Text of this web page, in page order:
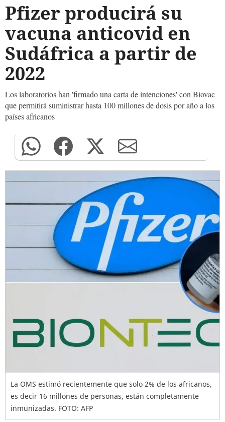
Pfizer producirá su
vacuna anticovid en
Sudáfrica a partir de
2022
Los laboratorios han 'firmado una carta de intenciones' con Biovac
que permitirá suministrar hasta 100 millones de dosis por año a los
países africanos
La OMS estimó recientemente que solo 2% de los africanos,
es decir 16 millones de personas, están completamente
inmunizadas. FOTO: AFP